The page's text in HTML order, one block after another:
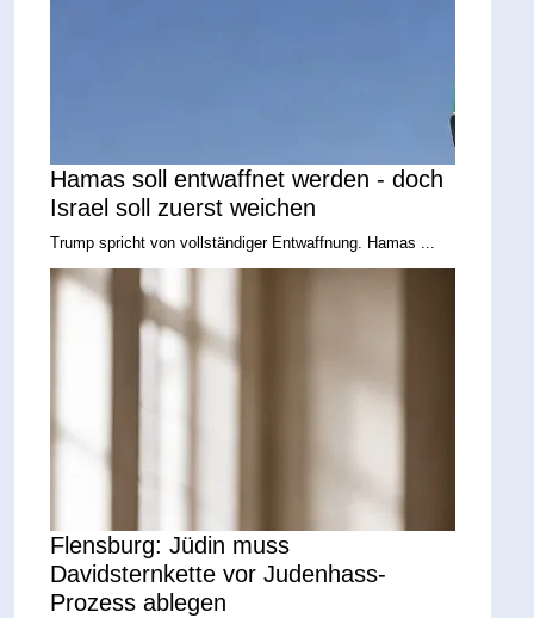
Hamas soll entwaffnet werden - doch
Israel soll zuerst weichen
Trump spricht von vollständiger Entwaffnung. Hamas ...
Flensburg: Jüdin muss
Davidsternkette vor Judenhass-
Prozess ablegen